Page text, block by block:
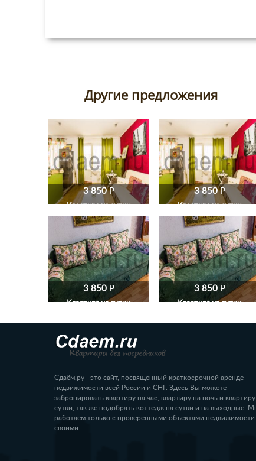
Другие предложения
3 850P
Квартира на сутки
3 850P
Квартира на сутки
3 850 P
Квартира на сутки
3 850 P
Квартира на сутки
Сдаём.ру - это сайт, посвященный краткосрочной аренде
недвижимости всей России и СНГ. Здесь Вы можете
забронировать квартиру на час, квартиру на ночь и
сутки, так же подобрать коттедж на сутки и на выходные.
работаем только с проверенными объектами недвижимости
своими.